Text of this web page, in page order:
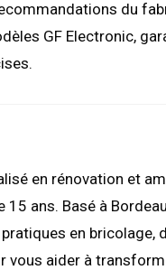
du
GF Electronic,
en rénovation et
15 ans. Basé à
en bricolage,
vous aider à